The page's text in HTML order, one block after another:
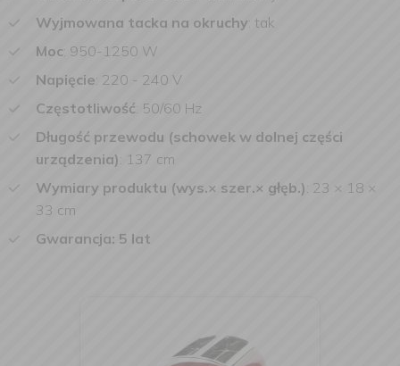
Wyjmowana tacka na okruchy: tak
Moc: 950-1250 W
Napięcie: 220 - 240 V
Częstotliwość: 50/60 Hz
Długość przewodu (schowek w dolnej części
urządzenia): 137 cm
Wymiary produktu (wys.× szer.× głęb.): 23 × 18 ×
33 cm
Gwarancja: 5 lat